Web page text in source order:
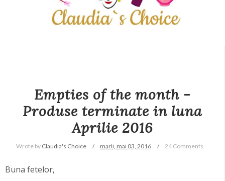
Empties of the month -
Produse terminate in luna
Aprilie 2016
Wrote by Claudia's Choice marți, mai 03, 2016 24 Comments
Buna fetelor,